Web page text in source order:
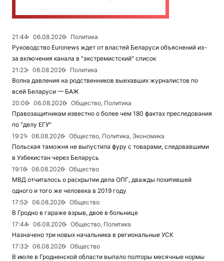
21:44 06.08.2026
Политика
Руководство Euronews ждет от властей Беларуси объяснений из-
за включения канала в "экстремистский" список
21:23
06.08.2026
Политика
Волна давления на родственников выехавших журналистов по
всей Беларуси — БАЖ
20:06
06.08.2026
Общество, Политика
Правозащитникам известно о более чем 180 фактах преследования
по "делу ЕГУ"
19:21
06.08.2026
Общество, Политика, Экономика
Польская таможня не выпустила фуру с товарами, следовавшими
в Узбекистан через Беларусь
19:16
06.08.2026
Общество
МВД отчиталось о раскрытии дела ОПГ, дважды похитившей
одного и того же человека в 2019 году
17:52
06.08.2026
Общество
В Гродно в гараже взрыв, двое в больнице
17:44
06.08.2026
Общество, Политика
Назначено три новых начальника в региональные УСК
17:32
06.08.2026
Общество
В июле в Гродненской области выпало полторы месячные нормы